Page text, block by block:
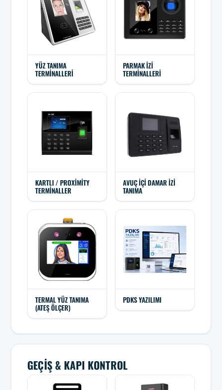
YÜZ TANIMA
TERMINALLERI
PARMAK İZI
TERMINALLERI
KARTLI / PROXIMITY
TERMINALLER
AVUÇ İÇI DAMAR İZI
TANIMA
TERMAL YÜZ TANIMA
(ATEŞ ÖLÇER)
PDKS YAZILIMI
GEÇIŞ & KAPI KONTROL